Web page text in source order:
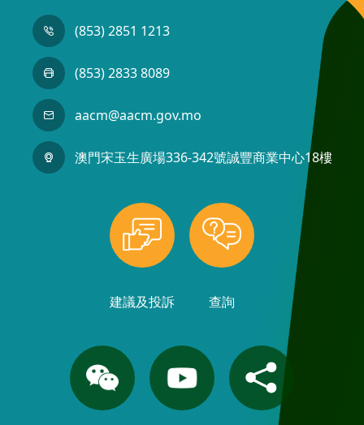
(853) 2851 1213
(853) 2833 8089
aacm@aacm.gov.mo
澳門宋玉生廣場336-342號誠豐商業中心18樓
建議及投訴 查詢